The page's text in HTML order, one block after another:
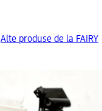
Alte produse de la FAIRY